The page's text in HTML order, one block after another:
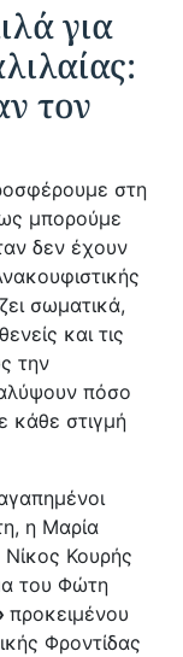
για
τον
στη
μπορούμε
δεν έχουν
σωματικά,
και τις
την
πόσο
κάθε στιγμή
η Μαρία
Κουρής
του Φώτη
προκειμένου
Φροντίδας